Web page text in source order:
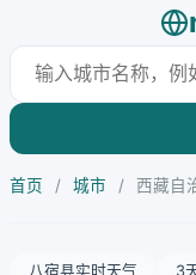
首页 / 城市 / 西藏自
八宿县实时天气 3